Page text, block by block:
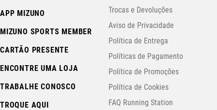
APP MIZUNO
MIZUNO SPORTS MEMBER
CARTÃO PRESENTE
ENCONTRE UMA LOJA
TRABALHE CONOSCO
TROQUE AQUI
Trocas e Devoluções
Aviso de Privacidade
Política de Entrega
Políticas de Pagamento
Política de Promoções
Política de Cookies
FAQ Running Station